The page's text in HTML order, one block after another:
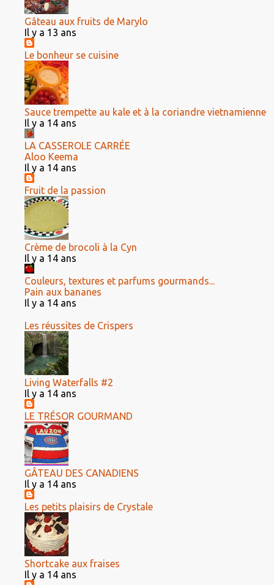
Gâteau aux fruits de Marylo
Il y a 13 ans
Le bonheur se cuisine
Sauce trempette au kale et à la coriandre vietnamienne
Il y a 14 ans
LA CASSEROLE CARRÉE
Aloo Keema
Il y a 14 ans
Fruit de la passion
Crème de brocoli à la Cyn
Il y a 14 ans
Couleurs, textures et parfums gourmands...
Pain aux bananes
Il y a 14 ans
Les réussites de Crispers
Living Waterfalls #2
Il y a 14 ans
LE TRÉSOR GOURMAND
GÂTEAU DES CANADIENS
Il y a 14 ans
Les petits plaisirs de Crystale
Shortcake aux fraises
Il y a 14 ans